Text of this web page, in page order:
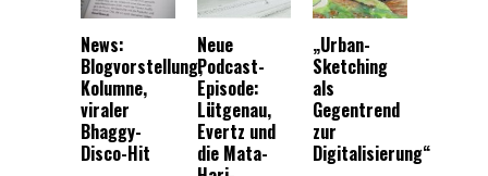
News:
Blogvorstellung,
Kolumne,
viraler
Bhaggy-
Disco-Hit
Neue
Podcast-
Episode:
Lütgenau,
Evertz und
die Mata-
„Urban-
Sketching
als
Gegentrend
zur
Digitalisierung“